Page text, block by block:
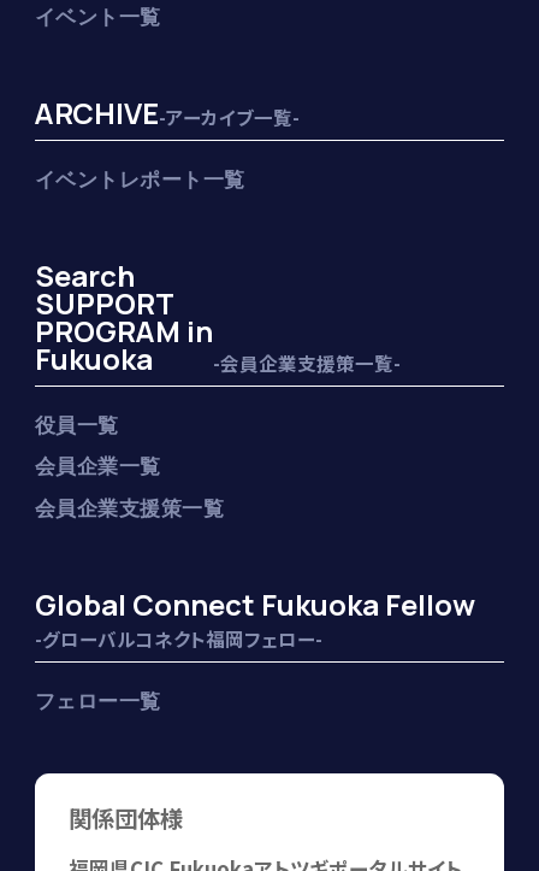
イベント一覧
ARCHIVE-アーカイブ一覧-
イベントレポート一覧
Search
SUPPORT
PROGRAM in
Fukuoka -会員企業支援策一覧-
役員一覧
会員企業一覧
会員企業支援策一覧
Global Connect Fukuoka Fellow
-グローバルコネクト福岡フェロー-
フェロー一覧
関係団体様